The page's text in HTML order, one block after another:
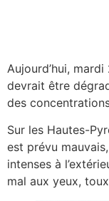
Aujourd’hui,
devrait être
des
Sur les Hautes-
est prévu
intenses à
mal aux yeux,